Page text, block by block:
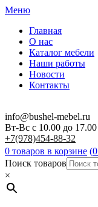
Меню
Главная
О нас
Каталог мебели
Наши работы
Новости
Контакты
info@bushel-mebel.ru
Вт-Вс c 10.00 до 17.00
+7(978)454-88-32
0 товаров в корзине (0
Поиск товаров
×